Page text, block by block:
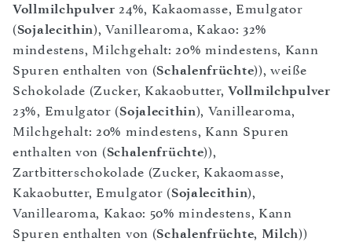
Vollmilchpulver 24%, Kakaomasse, Emulgator
(Sojalecithin), Vanillearoma, Kakao: 32%
mindestens, Milchgehalt: 20% mindestens, Kann
Spuren enthalten von (Schalenfrüchte)), weiße
Schokolade (Zucker, Kakaobutter,Vollmilchpulver
23%, Emulgator (Sojalecithin), Vanillearoma,
Milchgehalt: 20% mindestens, Kann Spuren
enthalten von (Schalenfrüchte)),
Zartbitterschokolade (Zucker, Kakaomasse,
Kakaobutter, Emulgator (Sojalecithin),
Vanillearoma, Kakao: 50% mindestens, Kann
Spuren enthalten von (Schalenfrüchte, Milch))